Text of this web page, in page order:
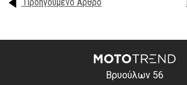
Βρυούλων 56